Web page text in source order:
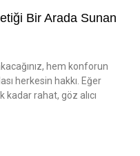
Bir Arada Sunan
hem konforun
herkesin hakkı. Eğer
rahat, göz alıcı